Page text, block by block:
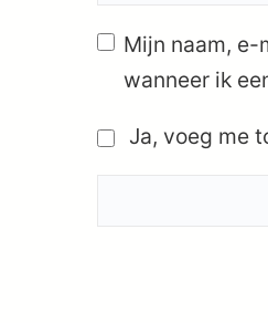
Mijn naam, e-
wanneer ik
Ja, voeg me